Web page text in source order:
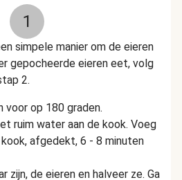
1
simpele manier om de eieren
gepocheerde eieren eet, volg
2.
voor op 180 graden.
ruim water aan de kook. Voeg
afgedekt, 6 - 8 minuten
zijn, de eieren en halveer ze. Ga